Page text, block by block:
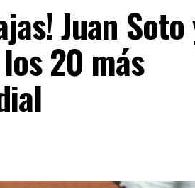
Juan Soto
20 más